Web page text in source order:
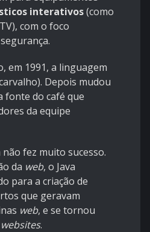
interativos(como
com o foco
em 1991, a linguagem
Depois mudou
fonte do café que
da equipe
não fez muito sucesso.
da web, o Java
para a criação de
que geravam
web, e se tornou
websites.